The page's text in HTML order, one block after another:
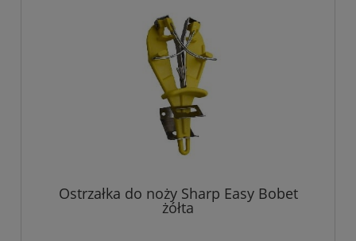
Ostrzałka do noży Sharp Easy Bobet
żółta